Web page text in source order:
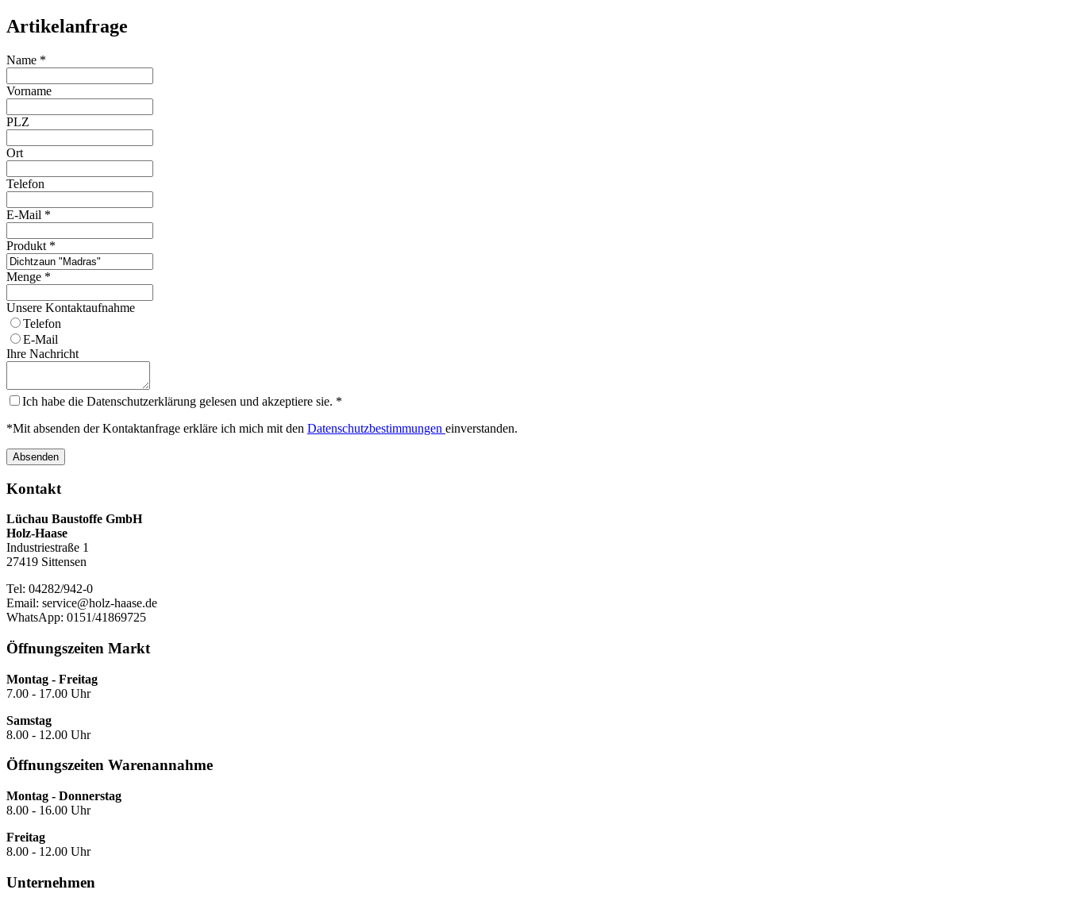
Artikelanfrage
Name *
Vorname
PLZ
Ort
Telefon
E-Mail *
Produkt *
Menge *
Unsere Kontaktaufnahme
Telefon
E-Mail
Ihre Nachricht
Ich habe die Datenschutzerklärung gelesen und akzeptiere sie. *
*Mit absenden der Kontaktanfrage erkläre ich mich mit den Datenschutzbestimmungen einverstanden.
Absenden
Kontakt
Lüchau Baustoffe GmbH
Holz-Haase
Industriestraße 1
27419 Sittensen
Tel: 04282/942-0
Email: service@holz-haase.de
WhatsApp: 0151/41869725
Öffnungszeiten Markt
Montag - Freitag
7.00 - 17.00 Uhr
Samstag
8.00 - 12.00 Uhr
Öffnungszeiten Warenannahme
Montag - Donnerstag
8.00 - 16.00 Uhr
Freitag
8.00 - 12.00 Uhr
Unternehmen